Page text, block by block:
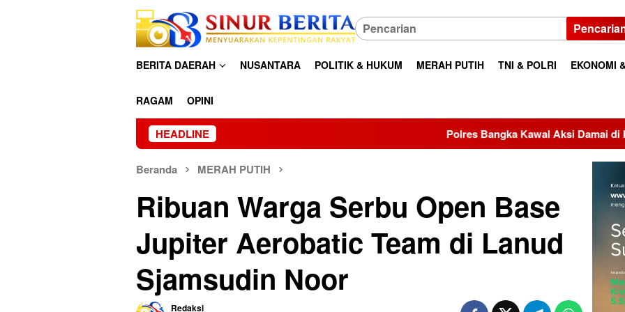
BERITA DAERAH NUSANTARA POLITIK & HUKUM MERAH PUTIH TNI & POLRI EKONOMI
RAGAM OPINI
HEADLINE Polres Bangka Kawal Aksi Damai di Kantor Bupati,
Beranda MERAH PUTIH
Ribuan Warga Serbu Open Base
Jupiter Aerobatic Team di Lanud
Sjamsudin Noor
Redaksi